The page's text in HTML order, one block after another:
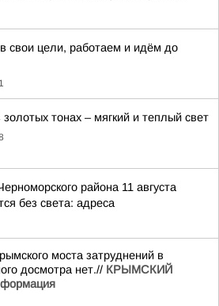
свои цели, работаем и идём до
тонах – мягкий и теплый свет
района 11 августа
без света: адреса
моста затруднений в
досмотра нет.// КРЫМСКИЙ